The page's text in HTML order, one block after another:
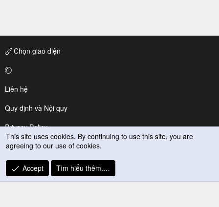
Chọn giao diện
Liên hệ
Quy định và Nội quy
Privacy Policy
Trợ giúp
R
S
This site uses cookies. By continuing to use this site, you are
agreeing to our use of cookies.
Accept Tìm hiểu thêm.…